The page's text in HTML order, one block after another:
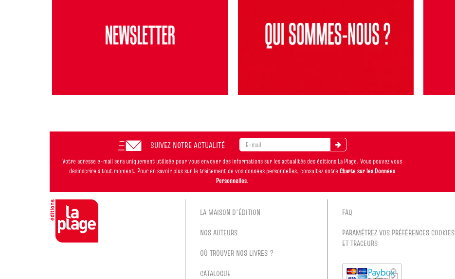
SUIVEZ NOTRE ACTUALITÉ
Votre adresse e-mail sera uniquement utilisée pour vous envoyer des informations sur les actualités des éditions La Plage. Vous pouvez vous
désinscrire à tout moment. Pour en savoir plus sur le traitement de vos données personnelles, consultez notre Charte sur les Données
Personnelles.
LA MAISON D'ÉDITION
NOS AUTEURS
OÙ TROUVER NOS LIVRES ?
CATALOGUE
FAQ
PARAMÉTREZ VOS PRÉFÉRENCES COOKIES
ET TRACEURS